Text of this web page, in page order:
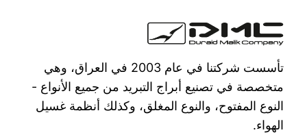
تأسست شركتنا في عام 2003 في العراق، وهي
متخصصة في تصنيع أبراج التبريد من جميع الأنواع -
النوع المفتوح، والنوع المغلق، وكذلك أنظمة غسيل
الهواء.